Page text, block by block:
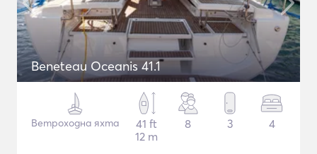
Beneteau Oceanis 41.1
Ветроходна яхта
41 ft
12 m
8 3 4